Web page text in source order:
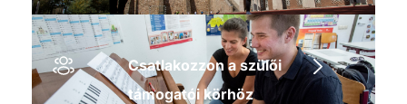
Csatlakozzon a szülői
támogatói körhöz